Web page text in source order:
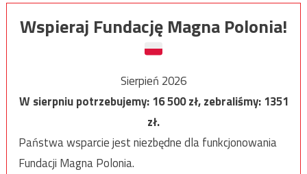
Wspieraj Fundację Magna Polonia!
Sierpień 2026
W sierpniu potrzebujemy:16 500zł, zebraliśmy:1351
zł.
Państwa wsparcie jest niezbędne dla funkcjonowania
Fundacji Magna Polonia.